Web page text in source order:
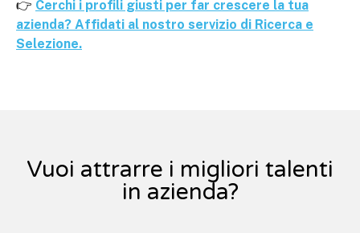
👉 Cerchi i profili giusti per far crescere la tua
azienda? Affidati al nostro servizio di Ricerca e
Selezione.
Vuoi attrarre i migliori talenti
in azienda?